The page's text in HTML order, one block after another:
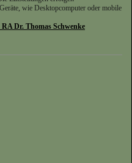
wie Desktopcomputer oder mobile
Dr. Thomas Schwenke